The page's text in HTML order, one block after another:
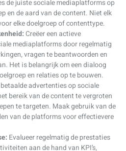
de juiste sociale mediaplatforms op
en de aard van de content. Niet elk
elke doelgroep of contenttype.
Creëer een actieve
mediaplatforms door regelmatig
vragen te beantwoorden en
Het is belangrijk om een dialoog
en relaties op te bouwen.
advertenties op sociale
bereik van de content te vergroten
te targeten. Maak gebruik van de
van de platforms voor effectievere
Evalueer regelmatig de prestaties
aan de hand van KPI’s,